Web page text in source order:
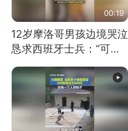
00:19
12岁摩洛哥男孩边境哭泣
恳求西班牙士兵：“可不
可以不要把我遣返回国”